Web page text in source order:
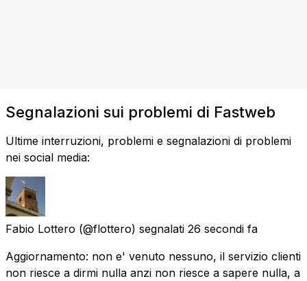
Segnalazioni sui problemi di Fastweb
Ultime interruzioni, problemi e segnalazioni di problemi
nei social media:
Fabio Lottero (@flottero) segnalati 26 secondi fa
Aggiornamento: non e' venuto nessuno, il servizio clienti
non riesce a dirmi nulla anzi non riesce a sapere nulla, a